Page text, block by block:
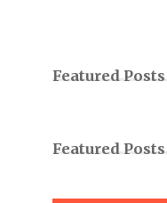
Featured Posts
Featured Posts